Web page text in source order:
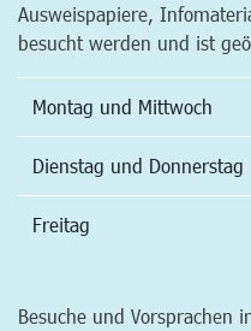
Ausweispapiere,
besucht werden und ist
Montag und Mittwoch
Dienstag und Donnerstag
Freitag
Besuche und Vorsprachen